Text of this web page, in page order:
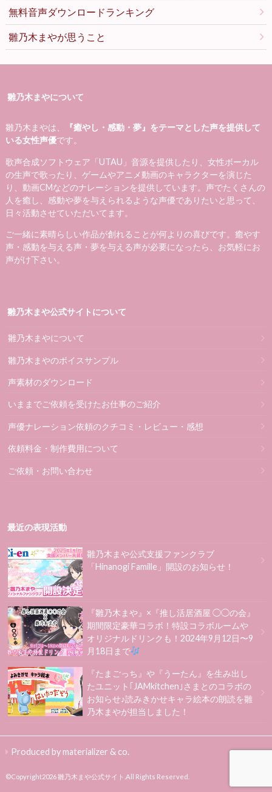
無料音声ダウンロードランキング
雛乃木まやが思うこと
雛乃木まやについて
雛乃木まやは、
『癒やし・感動・夢』をテーマとした声を提供して
いる女性声優です。
歌声合成ソフトウェア「UTAU」音源を提供したり、女性ボーカル
の生声で歌ったり、ゲームやアニメ動画のキャラクターを演じた
り、動画CMなどのナレーションを提供しています。声でたくさんの
人を癒し、感動や夢を与えられるような声優でありたいと思って、
日々活動させていただいてます。
ご一緒に素晴らしい作品が創れることが何よりの喜びです。癒やす
声・感動を与える声・夢を与える声が必要になったら、お気軽にお
声がけ下さい。
雛乃木まや公式サイトについて
雛乃木まやについて
雛乃木まやのボイスサンプル
声素材のダウンロード
いままでご依頼を受けたお仕事のご紹介
声優ナレーション依頼のクチコミ・レビュー・感想
依頼料金・制作費用について
ご依頼・お問い合わせ
最近の表現活動
雛乃木まや公式支援ファンクラブ
「Hinanogi Famille」開設のお知らせ！
『雛乃木まや』×『推し活居酒屋 ◯◯の会』
期間限定豪華コラボ！特設コラボルームや
オリジナルドリンクも！2024年9月12日〜9
月18日まで
『たまごっち』や『うーたん』を生み出し
たユニット｢JAMkitchen｣さまとのコラボの
お知らせ♪読みきかせキャラ絵本の朗読を雛
乃木まやが担当しました！
Produced by materializer & co.
©Copyright2026雛乃木まや公式サイト .All Rights Reserved.